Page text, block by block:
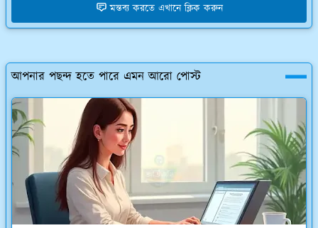
মন্তব্য করতে এখানে ক্লিক করুন
আপনার পছন্দ হতে পারে এমন আরো পোস্ট